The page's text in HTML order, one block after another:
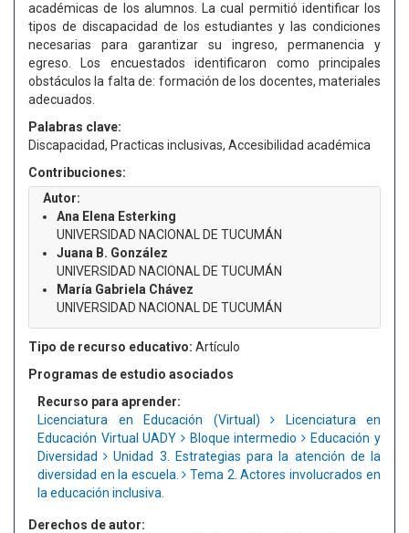
académicas de los alumnos. La cual permitió identificar los
tipos de discapacidad de los estudiantes y las condiciones
necesarias para garantizar su ingreso, permanencia y
egreso. Los encuestados identificaron como principales
obstáculos la falta de: formación de los docentes, materiales
adecuados.
Palabras clave:
Discapacidad, Practicas inclusivas, Accesibilidad académica
Contribuciones:
Autor:
Ana Elena Esterking
UNIVERSIDAD NACIONAL DE TUCUMÁN
Juana B. González
UNIVERSIDAD NACIONAL DE TUCUMÁN
María Gabriela Chávez
UNIVERSIDAD NACIONAL DE TUCUMÁN
Tipo de recurso educativo: Artículo
Programas de estudio asociados
Recurso para aprender:
Licenciatura en Educación (Virtual)
Licenciatura en
Educación Virtual UADY
Bloque intermedio
Educación y
Diversidad
Unidad 3. Estrategias para la atención de la
diversidad en la escuela.
Tema 2. Actores involucrados en
la educación inclusiva.
Derechos de autor: